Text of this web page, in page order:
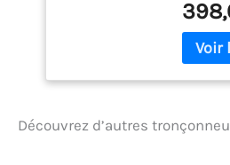
travaux
facile
Découvrez d’autres